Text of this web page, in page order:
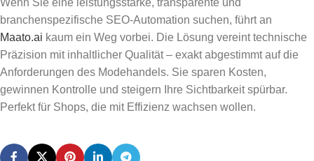
branchenspezifische SEO-Automation suchen, führt an
Maato.ai kaum ein Weg vorbei. Die Lösung vereint technische
Präzision mit inhaltlicher Qualität – exakt abgestimmt auf die
Anforderungen des Modehandels. Sie sparen Kosten,
gewinnen Kontrolle und steigern Ihre Sichtbarkeit spürbar.
Perfekt für Shops, die mit Effizienz wachsen wollen.